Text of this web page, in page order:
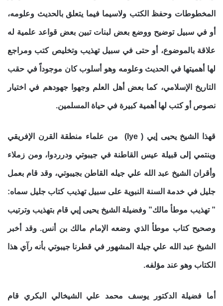
المخطوطات وحفظ الكتب ولاسيما فيما يتعلق بالحديث وعلومه،
أو في سبيل توضيح ووضع بعض لبنات تبين بعض قواعد علمية له
علاقة بالموضوع، أو حتى في سبيل تهذيب وتخليص كتب ومراجع
لها أهميتها في الحديث وعلومه وهو أسلوب كان موجوداً في حقب
التاريخ الإسلامي، كما بعض أهل العلم وجهوا جهودهم في اختيار
نصوص أو كتب لها أهمية كبيرة في حياة المسلمين.
قهذا الشيخ يحيى إيي ( Iye) من علماء منطقة القرن الإفريقي
وينتمي إلى قبيلة عيس القاطنة في جيبوتي ودرردوا، ومن زملاء
وأقران الشيخ عبد الله علي جيله القاطن بجيبوتي، وقد قام بعمل
جليل في خدمة السنة النبوية على سبيل تهذيب كتاب جليل سماه:
” تهذيب موطأ مالك” وفضيلة الشيخ يحيى إيي قام بتهذيب وترتيب
وصحيح كتاب موطأ الذي وضعه الإمام مالك بن أنس. وقد أخبر
الشيخ عبد الله علي جيلة المشهور في قطرنا جيبوتي بأنه رآي هذا
الكتاب وهو عند مؤلفه.
أما فضيلة الدكتور يوسف محمد علي الشيخالي البكري قام